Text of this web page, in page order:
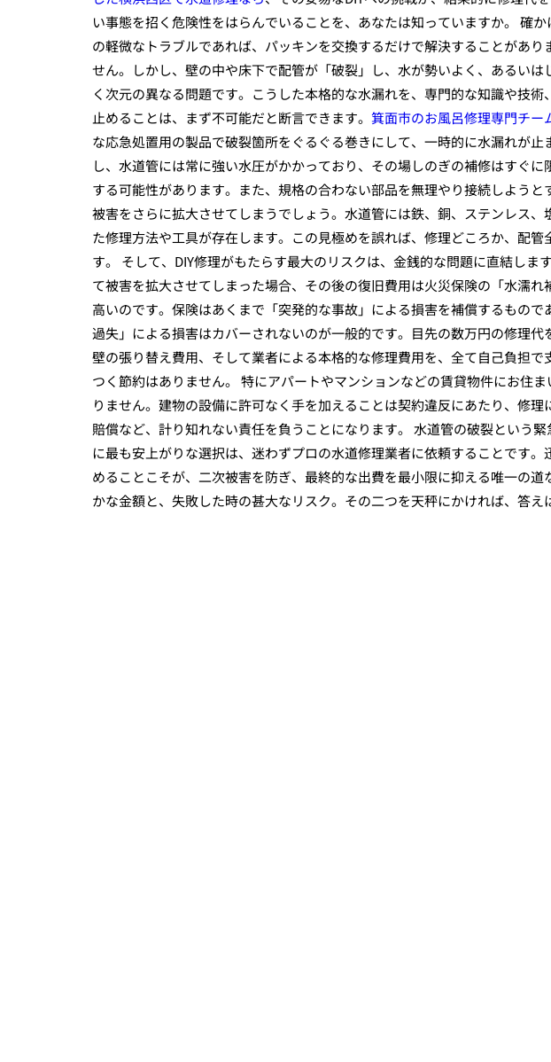
い事態を招く危険性をはらんでいることを、あなたは知っていますか。 確
の軽微なトラブルであれば、パッキンを交換するだけで解決することがあ
せん。しかし、壁の中や床下で配管が「破裂」し、水が勢いよく、あるい
く次元の異なる問題です。こうした本格的な水漏れを、専門的な知識や技
止めることは、まず不可能だと断言できます。 箕面市のお風呂修理専門チー
な応急処置用の製品で破裂箇所をぐるぐる巻きにして、一時的に水漏れが
し、水道管には常に強い水圧がかかっており、その場しのぎの補修はすぐ
する可能性があります。また、規格の合わない部品を無理やり接続しようと
被害をさらに拡大させてしまうでしょう。水道管には鉄、銅、ステンレス
た修理方法や工具が存在します。この見極めを誤れば、修理どころか、配
す。 そして、DIY修理がもたらす最大のリスクは、金銭的な問題に直結しま
て被害を拡大させてしまった場合、その後の復旧費用は火災保険の「水濡
高いのです。保険はあくまで「突発的な事故」による損害を補償するもの
過失」による損害はカバーされないのが一般的です。目先の数万円の修理
壁の張り替え費用、そして業者による本格的な修理費用を、全て自己負担
つく節約はありません。 特にアパートやマンションなどの賃貸物件にお住
りません。建物の設備に許可なく手を加えることは契約違反にあたり、修
賠償など、計り知れない責任を負うことになります。 水道管の破裂という
に最も安上がりな選択は、迷わずプロの水道修理業者に依頼することです
めることこそが、二次被害を防ぎ、最終的な出費を最小限に抑える唯一の
かな金額と、失敗した時の甚大なリスク。その二つを天秤にかければ、答え